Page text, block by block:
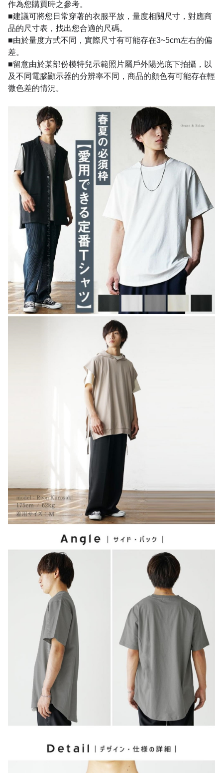
作為您購買時之參考。
■建議可將您日常穿著的衣服平放，量度相關尺寸，對應商
品的尺寸表，找出您合適的尺碼。
■由於量度方式不同，實際尺寸有可能存在3~5cm左右的偏
差。
■留意由於某部份模特兒示範照片屬戶外陽光底下拍攝，以
及不同電腦顯示器的分辨率不同，商品的顏色有可能存在輕
微色差的情況。